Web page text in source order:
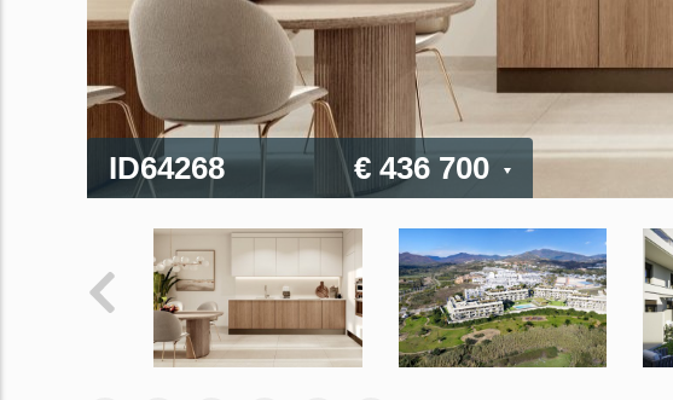
ID64268 € 436 700